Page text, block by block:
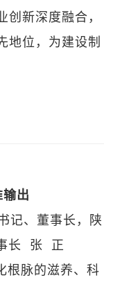
创新深度融合，
地位，为建设制
出
记、董事长，陕
长 张 正
根脉的滋养、科